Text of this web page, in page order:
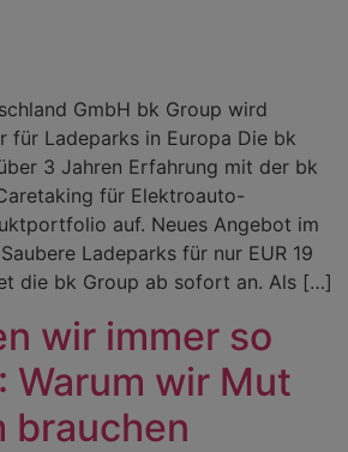
GmbH bk Group wird
für Ladeparks in Europa Die bk
3 Jahren Erfahrung mit der bk
für Elektroauto-
auf. Neues Angebot im
Ladeparks für nur EUR 19
die bk Group ab sofort an. Als […]
wir immer so
Warum wir Mut
brauchen